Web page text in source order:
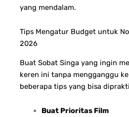
yang mendalam.
Tips Mengatur Budget untuk
2026
Buat Sobat Singa yang ingin
keren ini tanpa mengganggu
beberapa tips yang bisa
Buat Prioritas Film